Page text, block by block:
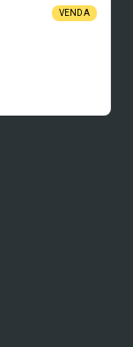
VENDA